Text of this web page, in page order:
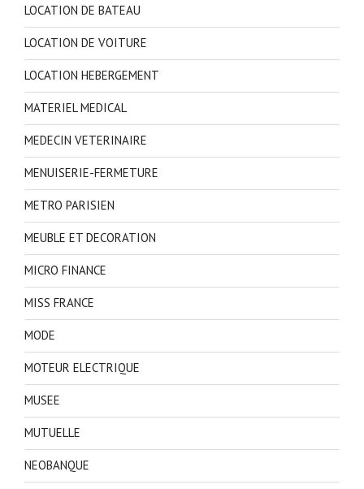
LOCATION DE BATEAU
LOCATION DE VOITURE
LOCATION HEBERGEMENT
MATERIEL MEDICAL
MEDECIN VETERINAIRE
MENUISERIE-FERMETURE
METRO PARISIEN
MEUBLE ET DECORATION
MICRO FINANCE
MISS FRANCE
MODE
MOTEUR ELECTRIQUE
MUSEE
MUTUELLE
NEOBANQUE